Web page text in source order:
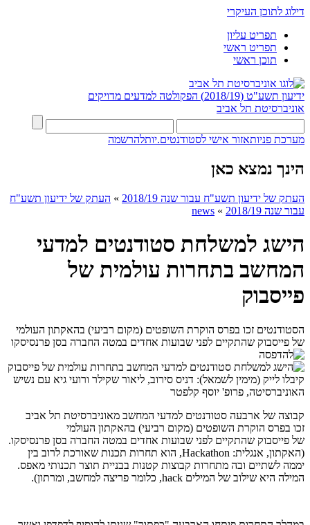
דילוג לתוכן העיקרי
תפריט עליון
תפריט ראשי
תוכן ראשי
ידיעון תשע"ט (2018/19)
הפקולטה למדעים מדויקים
אוניברסיטת תל אביב
מערכת פניותאזור אישי לסטודנטים.יותלהרשמה
הינך נמצא כאן
העתק של ידיעון תשע"ח עבור שנה 2018/19 » העתק של ידיעון תשע"ח
עבור שנה 2018/19
»
news
הישג למשלחת סטודנטים למדעי
המחשב בתחרות עולמית של
פייסבוק
הסטודנטים זכו בפרס הוקרת השופטים (מקום רביעי) בהאקתון העולמי
של פייסבוק שהתקיים לפני שבועות אחדים במטה החברה בסן פרנסיסקו
קיבלו לייק (מימין לשמאל): דניס סירוב, ליאור שקילר ורועי גיא עם נשיש
האוניברסיטה, פרופ' יוסף קלפטר
קבוצה של ארבעה סטודנטים למדעי המחשב מאוניברסיטת תל אביב
זכו בפרס הוקרת השופטים (מקום רביעי) בהאקתון העולמי
של פייסבוק שהתקיים לפני שבועות אחדים במטה החברה בסן פרנסיסקו.
(האקתון, אנגלית: Hackathon, הוא תחרות תכנות שאורכת לרוב בין
יממה לשתיים ובה מתחרות קבוצות קטנות בבניית תוצר תכנותי מאפס.
המילה היא שילוב של המילים hack, כלומר פריצה למחשב, ומרתון).